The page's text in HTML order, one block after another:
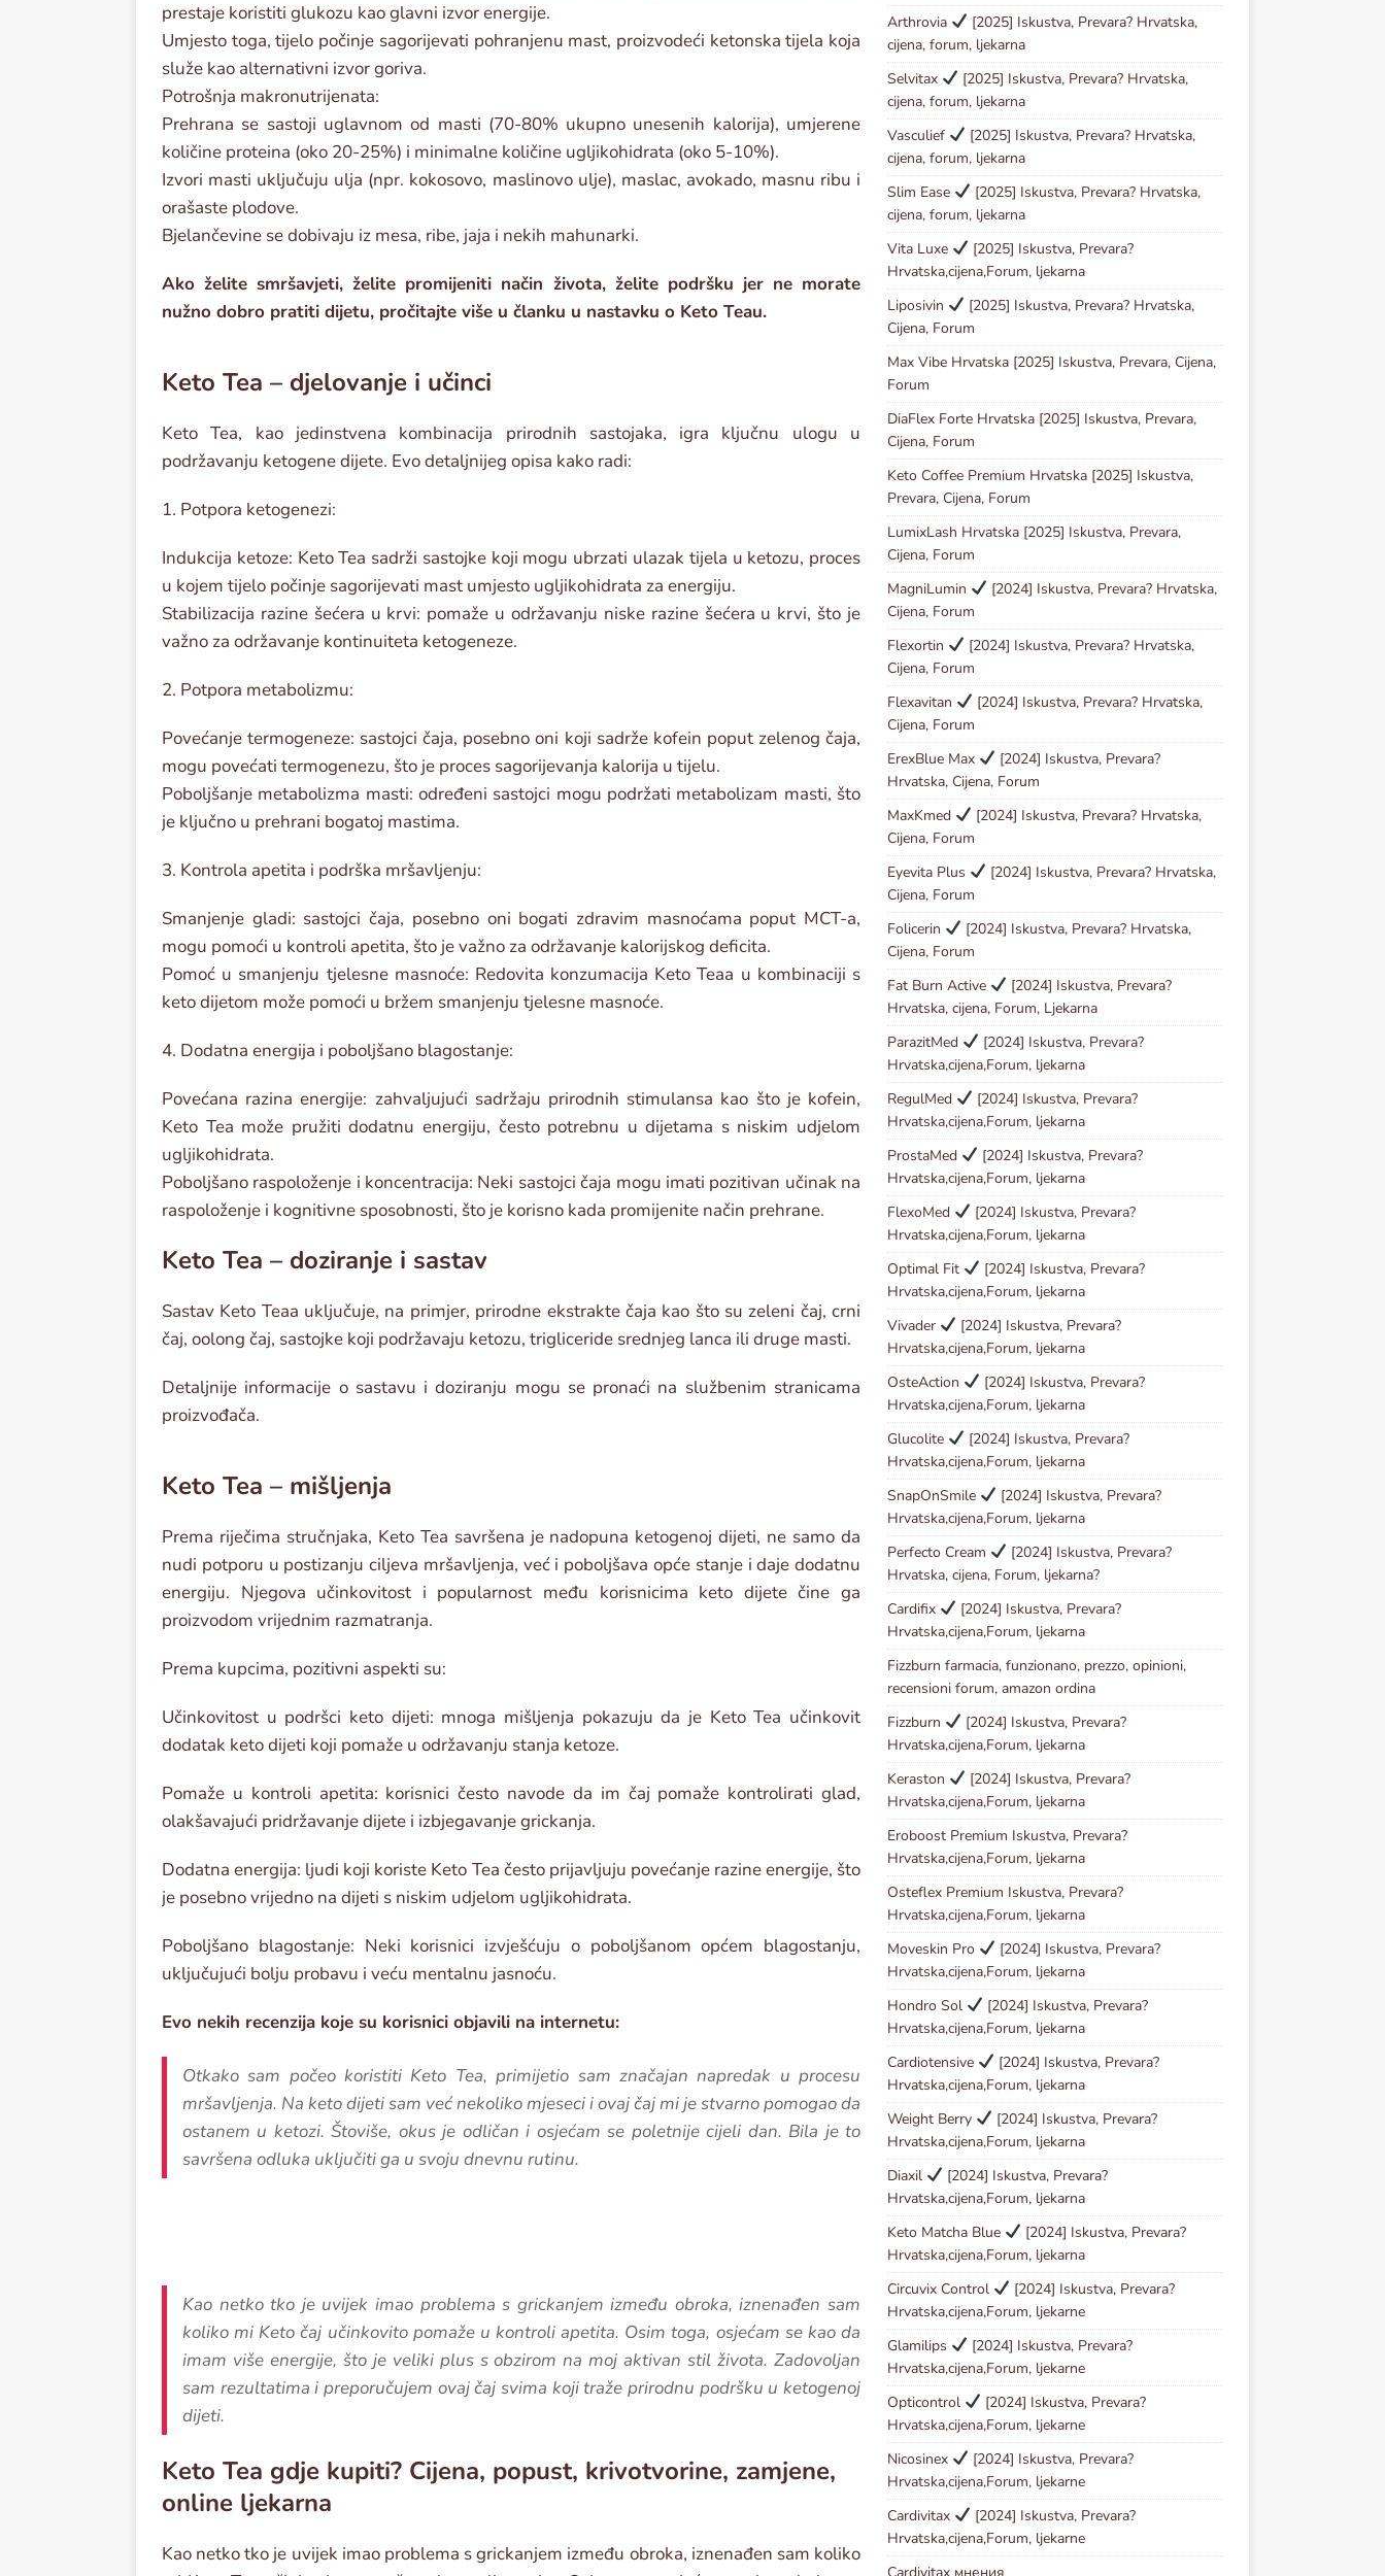
prestaje koristiti glukozu kao glavni izvor energije.
Umjesto toga, tijelo počinje sagorijevati pohranjenu mast, proizvodeći ketonska tijela koja
služe kao alternativni izvor goriva.
Potrošnja makronutrijenata:
Prehrana se sastoji uglavnom od masti (70-80% ukupno unesenih kalorija), umjerene
količine proteina (oko 20-25%) i minimalne količine ugljikohidrata (oko 5-10%).
Izvori masti uključuju ulja (npr. kokosovo, maslinovo ulje), maslac, avokado, masnu ribu i
orašaste plodove.
Bjelančevine se dobivaju iz mesa, ribe, jaja i nekih mahunarki.
Ako želite smršavjeti, želite promijeniti način života, želite podršku jer ne morate
nužno dobro pratiti dijetu, pročitajte više u članku u nastavku o Keto Teau.
Keto Tea – djelovanje i učinci
Keto Tea, kao jedinstvena kombinacija prirodnih sastojaka, igra ključnu ulogu u
podržavanju ketogene dijete. Evo detaljnijeg opisa kako radi:
1. Potpora ketogenezi:
Indukcija ketoze: Keto Tea sadrži sastojke koji mogu ubrzati ulazak tijela u ketozu, proces
u kojem tijelo počinje sagorijevati mast umjesto ugljikohidrata za energiju.
Stabilizacija razine šećera u krvi: pomaže u održavanju niske razine šećera u krvi, što je
važno za održavanje kontinuiteta ketogeneze.
2. Potpora metabolizmu:
Povećanje termogeneze: sastojci čaja, posebno oni koji sadrže kofein poput zelenog čaja,
mogu povećati termogenezu, što je proces sagorijevanja kalorija u tijelu.
Poboljšanje metabolizma masti: određeni sastojci mogu podržati metabolizam masti, što
je ključno u prehrani bogatoj mastima.
3. Kontrola apetita i podrška mršavljenju:
Smanjenje gladi: sastojci čaja, posebno oni bogati zdravim masnoćama poput MCT-a,
mogu pomoći u kontroli apetita, što je važno za održavanje kalorijskog deficita.
Pomoć u smanjenju tjelesne masnoće: Redovita konzumacija Keto Teaa u kombinaciji s
keto dijetom može pomoći u bržem smanjenju tjelesne masnoće.
4. Dodatna energija i poboljšano blagostanje:
Povećana razina energije: zahvaljujući sadržaju prirodnih stimulansa kao što je kofein,
Keto Tea može pružiti dodatnu energiju, često potrebnu u dijetama s niskim udjelom
ugljikohidrata.
Poboljšano raspoloženje i koncentracija: Neki sastojci čaja mogu imati pozitivan učinak na
raspoloženje i kognitivne sposobnosti, što je korisno kada promijenite način prehrane.
Keto Tea – doziranje i sastav
Sastav Keto Teaa uključuje, na primjer, prirodne ekstrakte čaja kao što su zeleni čaj, crni
čaj, oolong čaj, sastojke koji podržavaju ketozu, trigliceride srednjeg lanca ili druge masti.
Detaljnije informacije o sastavu i doziranju mogu se pronaći na službenim stranicama
proizvođača.
Keto Tea – mišljenja
Prema riječima stručnjaka, Keto Tea savršena je nadopuna ketogenoj dijeti, ne samo da
nudi potporu u postizanju ciljeva mršavljenja, već i poboljšava opće stanje i daje dodatnu
energiju. Njegova učinkovitost i popularnost među korisnicima keto dijete čine ga
proizvodom vrijednim razmatranja.
Prema kupcima, pozitivni aspekti su:
Učinkovitost u podršci keto dijeti: mnoga mišljenja pokazuju da je Keto Tea učinkovit
dodatak keto dijeti koji pomaže u održavanju stanja ketoze.
Pomaže u kontroli apetita: korisnici često navode da im čaj pomaže kontrolirati glad,
olakšavajući pridržavanje dijete i izbjegavanje grickanja.
Dodatna energija: ljudi koji koriste Keto Tea često prijavljuju povećanje razine energije, što
je posebno vrijedno na dijeti s niskim udjelom ugljikohidrata.
Poboljšano blagostanje: Neki korisnici izvješćuju o poboljšanom općem blagostanju,
uključujući bolju probavu i veću mentalnu jasnoću.
Evo nekih recenzija koje su korisnici objavili na internetu:
Otkako sam počeo koristiti Keto Tea, primijetio sam značajan napredak u procesu
mršavljenja. Na keto dijeti sam već nekoliko mjeseci i ovaj čaj mi je stvarno pomogao da
ostanem u ketozi. Štoviše, okus je odličan i osjećam se poletnije cijeli dan. Bila je to
savršena odluka uključiti ga u svoju dnevnu rutinu.
Kao netko tko je uvijek imao problema s grickanjem između obroka, iznenađen sam
koliko mi Keto čaj učinkovito pomaže u kontroli apetita. Osim toga, osjećam se kao da
imam više energije, što je veliki plus s obzirom na moj aktivan stil života. Zadovoljan
sam rezultatima i preporučujem ovaj čaj svima koji traže prirodnu podršku u ketogenoj
dijeti.
Keto Tea gdje kupiti? Cijena, popust, krivotvorine, zamjene,
online ljekarna
Kao netko tko je uvijek imao problema s grickanjem između obroka, iznenađen sam koliko
Arthrovia
[2025] Iskustva, Prevara? Hrvatska,
cijena, forum, ljekarna
Selvitax
[2025] Iskustva, Prevara? Hrvatska,
cijena, forum, ljekarna
Vasculief
[2025] Iskustva, Prevara? Hrvatska,
cijena, forum, ljekarna
Slim Ease
[2025] Iskustva, Prevara? Hrvatska,
cijena, forum, ljekarna
Vita Luxe
[2025] Iskustva, Prevara?
Hrvatska,cijena,Forum, ljekarna
Liposivin
[2025] Iskustva, Prevara? Hrvatska,
Cijena, Forum
Max Vibe Hrvatska [2025] Iskustva, Prevara, Cijena,
Forum
DiaFlex Forte Hrvatska [2025] Iskustva, Prevara,
Cijena, Forum
Keto Coffee Premium Hrvatska [2025] Iskustva,
Prevara, Cijena, Forum
LumixLash Hrvatska [2025] Iskustva, Prevara,
Cijena, Forum
MagniLumin
[2024] Iskustva, Prevara? Hrvatska,
Cijena, Forum
Flexortin
[2024] Iskustva, Prevara? Hrvatska,
Cijena, Forum
Flexavitan
[2024] Iskustva, Prevara? Hrvatska,
Cijena, Forum
ErexBlue Max
[2024] Iskustva, Prevara?
Hrvatska, Cijena, Forum
MaxKmed
[2024] Iskustva, Prevara? Hrvatska,
Cijena, Forum
Eyevita Plus
[2024] Iskustva, Prevara? Hrvatska,
Cijena, Forum
Folicerin
[2024] Iskustva, Prevara? Hrvatska,
Cijena, Forum
Fat Burn Active
[2024] Iskustva, Prevara?
Hrvatska, cijena, Forum, Ljekarna
ParazitMed
[2024] Iskustva, Prevara?
Hrvatska,cijena,Forum, ljekarna
RegulMed
[2024] Iskustva, Prevara?
Hrvatska,cijena,Forum, ljekarna
ProstaMed
[2024] Iskustva, Prevara?
Hrvatska,cijena,Forum, ljekarna
FlexoMed
[2024] Iskustva, Prevara?
Hrvatska,cijena,Forum, ljekarna
Optimal Fit
[2024] Iskustva, Prevara?
Hrvatska,cijena,Forum, ljekarna
Vivader
[2024] Iskustva, Prevara?
Hrvatska,cijena,Forum, ljekarna
OsteAction
[2024] Iskustva, Prevara?
Hrvatska,cijena,Forum, ljekarna
Glucolite
[2024] Iskustva, Prevara?
Hrvatska,cijena,Forum, ljekarna
SnapOnSmile
[2024] Iskustva, Prevara?
Hrvatska,cijena,Forum, ljekarna
Perfecto Cream
[2024] Iskustva, Prevara?
Hrvatska, cijena, Forum, ljekarna?
Cardifix
[2024] Iskustva, Prevara?
Hrvatska,cijena,Forum, ljekarna
Fizzburn farmacia, funzionano, prezzo, opinioni,
recensioni forum, amazon ordina
Fizzburn
[2024] Iskustva, Prevara?
Hrvatska,cijena,Forum, ljekarna
Keraston
[2024] Iskustva, Prevara?
Hrvatska,cijena,Forum, ljekarna
Eroboost Premium Iskustva, Prevara?
Hrvatska,cijena,Forum, ljekarna
Osteflex Premium Iskustva, Prevara?
Hrvatska,cijena,Forum, ljekarna
Moveskin Pro
[2024] Iskustva, Prevara?
Hrvatska,cijena,Forum, ljekarna
Hondro Sol
[2024] Iskustva, Prevara?
Hrvatska,cijena,Forum, ljekarna
Cardiotensive
[2024] Iskustva, Prevara?
Hrvatska,cijena,Forum, ljekarna
Weight Berry
[2024] Iskustva, Prevara?
Hrvatska,cijena,Forum, ljekarna
Diaxil
[2024] Iskustva, Prevara?
Hrvatska,cijena,Forum, ljekarna
Keto Matcha Blue
[2024] Iskustva, Prevara?
Hrvatska,cijena,Forum, ljekarna
Circuvix Control
[2024] Iskustva, Prevara?
Hrvatska,cijena,Forum, ljekarne
Glamilips
[2024] Iskustva, Prevara?
Hrvatska,cijena,Forum, ljekarne
Opticontrol
[2024] Iskustva, Prevara?
Hrvatska,cijena,Forum, ljekarne
Nicosinex
[2024] Iskustva, Prevara?
Hrvatska,cijena,Forum, ljekarne
Cardivitax
[2024] Iskustva, Prevara?
Hrvatska,cijena,Forum, ljekarne